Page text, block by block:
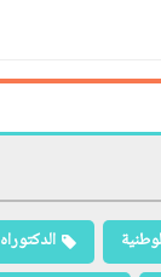
الدكتوراه